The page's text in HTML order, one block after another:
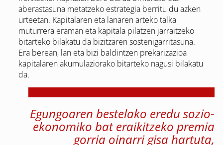
aberastasuna metatzeko estrategia berritu du azken
urteetan. Kapitalaren eta lanaren arteko talka
muturrera eraman eta kapitala pilatzen jarraitzeko
bitarteko bilakatu da bizitzaren sostenigarritasuna.
Era berean, lan eta bizi baldintzen prekarizazioa
kapitalaren akumulaziorako bitarteko nagusi bilakatu
da.
Egungoaren bestelako eredu sozio-
ekonomiko bat eraikitzeko premia
gorria oinarri gisa hartuta,